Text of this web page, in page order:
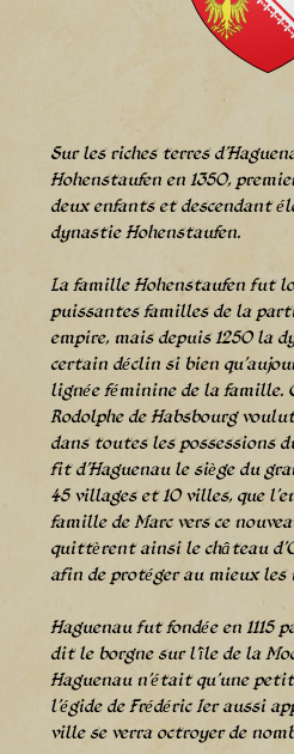
Sur les riches terres
Hohenstaufen en 1350,
deux enfants et descendant
dynastie Hohenstaufen.
La famille Hohenstaufen fut
puissantes familles de la
empire, mais depuis 1250 la
certain déclin si bien
lignée féminine de la famille.
Rodolphe de Habsbourg
dans toutes les possessions
fit d’Haguenau le siège du
45 villages et 10 villes, que
famille de Marc vers ce
quittèrent ainsi le château
afin de protéger au mieux les
Haguenau fut fondée en 1115
dit le borgne sur l’île de la
Haguenau n’était qu’une
l’égide de Frédéric Ier aussi
ville se verra octroyer de